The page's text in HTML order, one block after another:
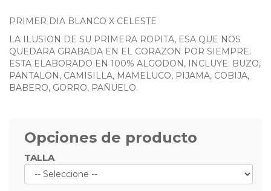
PRIMER DIA BLANCO X CELESTE
LA ILUSION DE SU PRIMERA ROPITA, ESA QUE NOS
QUEDARA GRABADA EN EL CORAZON POR SIEMPRE.
ESTA ELABORADO EN 100% ALGODON, INCLUYE: BUZO,
PANTALON, CAMISILLA, MAMELUCO, PIJAMA, COBIJA,
BABERO, GORRO, PAÑUELO.
Opciones de producto
TALLA